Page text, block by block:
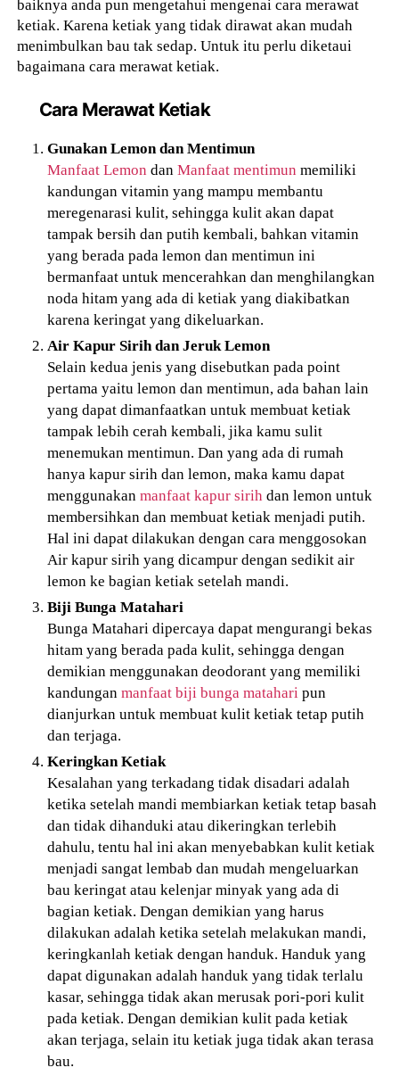
baiknya anda pun mengetahui mengenai cara merawat
ketiak. Karena ketiak yang tidak dirawat akan mudah
menimbulkan bau tak sedap. Untuk itu perlu diketaui
bagaimana cara merawat ketiak.
Cara Merawat Ketiak
Gunakan Lemon dan Mentimun
Manfaat Lemon danManfaat mentimun memiliki
kandungan vitamin yang mampu membantu
meregenarasi kulit, sehingga kulit akan dapat
tampak bersih dan putih kembali, bahkan vitamin
yang berada pada lemon dan mentimun ini
bermanfaat untuk mencerahkan dan menghilangkan
noda hitam yang ada di ketiak yang diakibatkan
karena keringat yang dikeluarkan.
Air Kapur Sirih dan Jeruk Lemon
Selain kedua jenis yang disebutkan pada point
pertama yaitu lemon dan mentimun, ada bahan lain
yang dapat dimanfaatkan untuk membuat ketiak
tampak lebih cerah kembali, jika kamu sulit
menemukan mentimun. Dan yang ada di rumah
hanya kapur sirih dan lemon, maka kamu dapat
menggunakanmanfaat kapur sirih dan lemon untuk
membersihkan dan membuat ketiak menjadi putih.
Hal ini dapat dilakukan dengan cara menggosokan
Air kapur sirih yang dicampur dengan sedikit air
lemon ke bagian ketiak setelah mandi.
Biji Bunga Matahari
Bunga Matahari dipercaya dapat mengurangi bekas
hitam yang berada pada kulit, sehingga dengan
demikian menggunakan deodorant yang memiliki
kandunganmanfaat biji bunga matahari pun
dianjurkan untuk membuat kulit ketiak tetap putih
dan terjaga.
Keringkan Ketiak
Kesalahan yang terkadang tidak disadari adalah
ketika setelah mandi membiarkan ketiak tetap basah
dan tidak dihanduki atau dikeringkan terlebih
dahulu, tentu hal ini akan menyebabkan kulit ketiak
menjadi sangat lembab dan mudah mengeluarkan
bau keringat atau kelenjar minyak yang ada di
bagian ketiak. Dengan demikian yang harus
dilakukan adalah ketika setelah melakukan mandi,
keringkanlah ketiak dengan handuk. Handuk yang
dapat digunakan adalah handuk yang tidak terlalu
kasar, sehingga tidak akan merusak pori-pori kulit
pada ketiak. Dengan demikian kulit pada ketiak
akan terjaga, selain itu ketiak juga tidak akan terasa
bau.